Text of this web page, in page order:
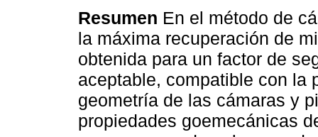
Resumen En el método de
la máxima recuperación de
obtenida para un factor de
aceptable, compatible con la
geometría de las cámaras y
propiedades goemecánicas